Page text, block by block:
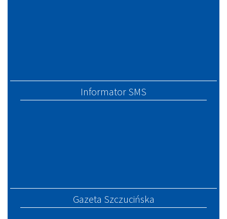
Informator SMS
Gazeta Szczucińska